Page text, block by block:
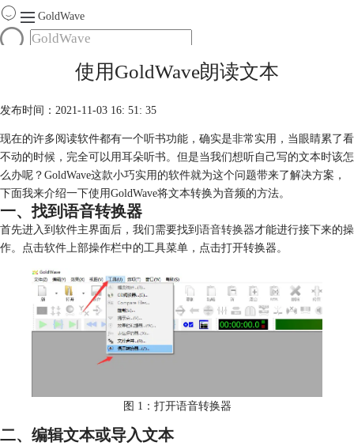
GoldWave
购买
使用GoldWave朗读文本
发布时间：2021-11-03 16: 51: 35
现在的许多阅读软件都有一个听书功能，确实是非常实用，当眼睛累了看
不动的时候，完全可以用耳朵听书。但是当我们想听自己写的文本时该怎
么办呢？GoldWave这款小巧实用的软件就为这个问题带来了解决方案，
下面我来介绍一下使用GoldWave将文本转换为音频的方法。
一、找到语音转换器
首先进入到软件主界面后，我们需要找到语音转换器才能进行接下来的操
作。点击软件上部操作栏中的工具菜单，点击打开转换器。
图 1：打开语音转换器
二、编辑文本或导入文本